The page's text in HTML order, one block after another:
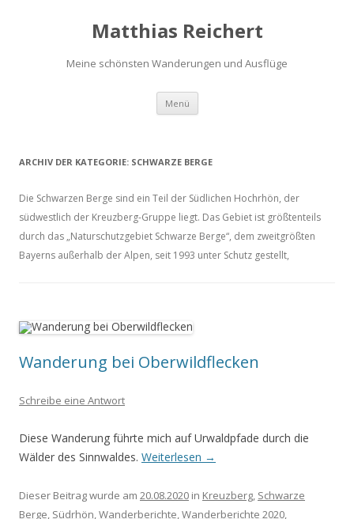
Matthias Reichert
Meine schönsten Wanderungen und Ausflüge
Menü Zum
springen
ARCHIV DER KATEGORIE: SCHWARZE BERGE
Die Schwarzen Berge sind ein Teil der Südlichen Hochrhön, der
südwestlich der Kreuzberg-Gruppe liegt. Das Gebiet ist größtenteils
durch das „Naturschutzgebiet Schwarze Berge“, dem zweitgrößten
Bayerns außerhalb der Alpen, seit 1993 unter Schutz gestellt,
Wanderung bei Oberwildflecken
Schreibe eine Antwort
Diese Wanderung führte mich auf Urwaldpfade durch die
Wälder des Sinnwaldes. Weiterlesen →
Dieser Beitrag wurde am 20.08.2020 in Kreuzberg, Schwarze
Berge, Südrhön,Wanderberichte,Wanderberichte 2020,